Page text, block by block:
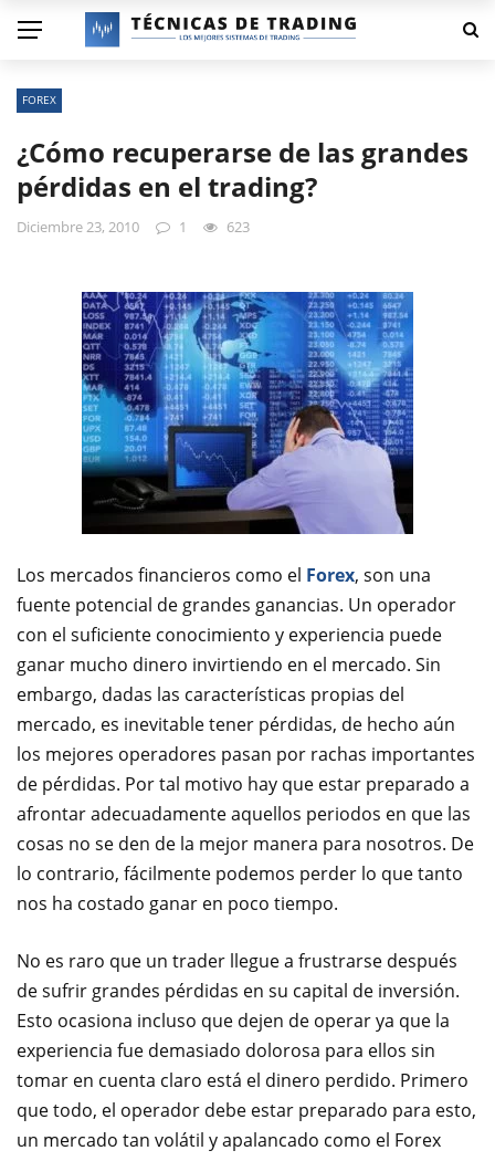
FOREX
¿Cómo recuperarse de las grandes
pérdidas en el trading?
Diciembre 23, 2010 1 623
Los mercados financieros como el Forex, son una
fuente potencial de grandes ganancias. Un operador
con el suficiente conocimiento y experiencia puede
ganar mucho dinero invirtiendo en el mercado. Sin
embargo, dadas las características propias del
mercado, es inevitable tener pérdidas, de hecho aún
los mejores operadores pasan por rachas importantes
de pérdidas. Por tal motivo hay que estar preparado a
afrontar adecuadamente aquellos periodos en que las
cosas no se den de la mejor manera para nosotros. De
lo contrario, fácilmente podemos perder lo que tanto
nos ha costado ganar en poco tiempo.
No es raro que un trader llegue a frustrarse después
de sufrir grandes pérdidas en su capital de inversión.
Esto ocasiona incluso que dejen de operar ya que la
experiencia fue demasiado dolorosa para ellos sin
tomar en cuenta claro está el dinero perdido. Primero
que todo, el operador debe estar preparado para esto,
un mercado tan volátil y apalancado como el Forex